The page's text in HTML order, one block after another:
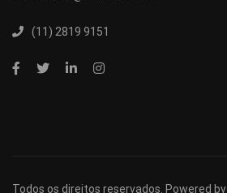
(11) 2819 9151
Todos os direitos reservados. Powered by